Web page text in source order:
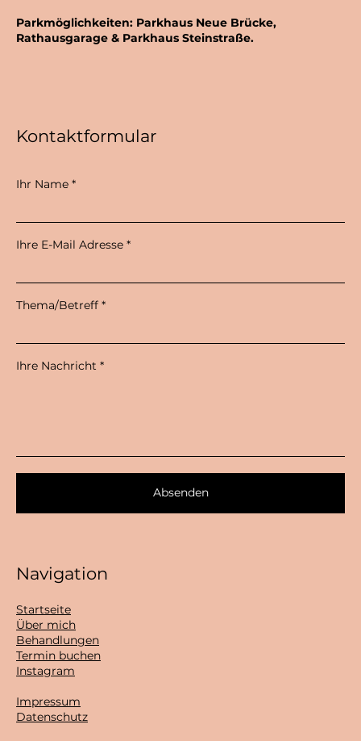
Parkmöglichkeiten: Parkhaus Neue Brücke,
Rathausgarage & Parkhaus Steinstraße.
Kontaktformular
Ihr Name
Ihre E-Mail Adresse
Thema/Betreff
Ihre Nachricht
Absenden
Navigation
Startseite
Über mich
Behandlungen
Termin buchen
Instagram
Impressum
Datenschutz